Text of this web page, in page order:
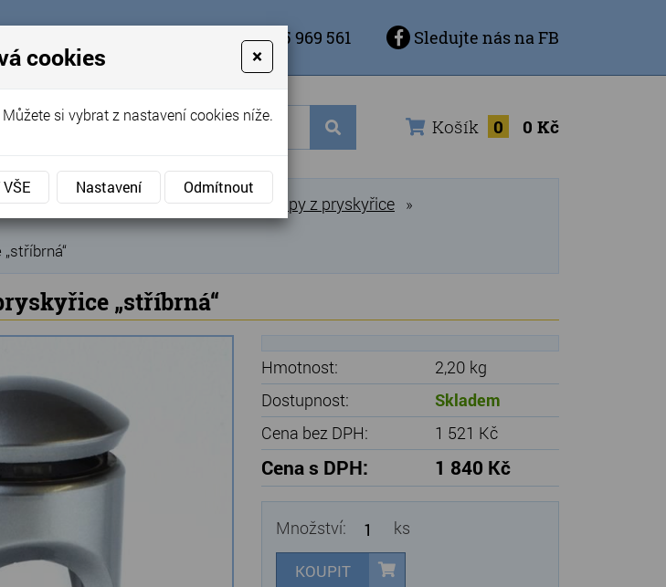
+420 725 969 561 Sledujte nás na FB
Košík 0 0 Kč
doplňky » Náhrobní lampy » Lampy z pryskyřice »
„stříbrná“
Hmotnost:
2,20 kg
Dostupnost:
Skladem
Cena bez DPH:
1 521 Kč
Cena s DPH: 1 840 Kč
Množství: ks
KOUPIT
cookies ×
si vybrat z nastavení cookies níže.
Nastavení Odmítnout